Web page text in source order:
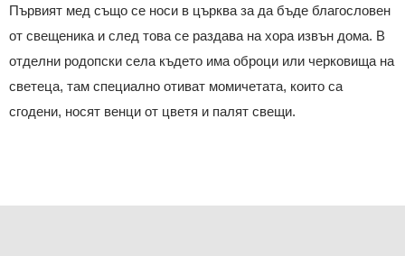
Първият мед също се носи в църква за да бъде благословен
от свещеника и след това се раздава на хора извън дома. В
отделни родопски села където има оброци или черковища на
светеца, там специално отиват момичетата, които са
сгодени, носят венци от цветя и палят свещи.